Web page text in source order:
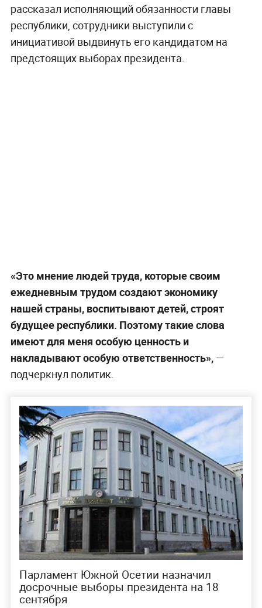
рассказал исполняющий обязанности главы
республики, сотрудники выступили с
инициативой выдвинуть его кандидатом на
предстоящих выборах президента.
«Это мнение людей труда, которые своим
ежедневным трудом создают экономику
нашей страны, воспитывают детей, строят
будущее республики. Поэтому такие слова
имеют для меня особую ценность и
накладывают особую ответственность», —
подчеркнул политик.
Парламент Южной Осетии назначил
досрочные выборы президента на 18
сентября